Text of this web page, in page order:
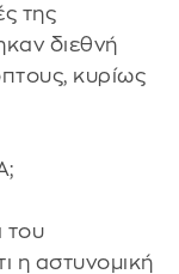
της
διεθνή
κυρίως
του
η αστυνομική